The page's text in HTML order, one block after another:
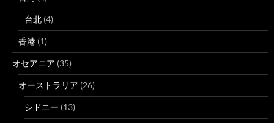
台北 (4)
香港 (1)
オセアニア (35)
オーストラリア (26)
シドニー (13)